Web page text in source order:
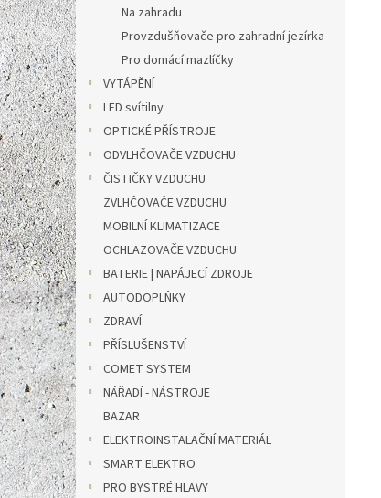
Na zahradu
Provzdušňovače pro zahradní jezírka
Pro domácí mazlíčky
VYTÁPĚNÍ
LED svítilny
OPTICKÉ PŘÍSTROJE
ODVLHČOVAČE VZDUCHU
ČISTIČKY VZDUCHU
ZVLHČOVAČE VZDUCHU
MOBILNÍ KLIMATIZACE
OCHLAZOVAČE VZDUCHU
BATERIE | NAPÁJECÍ ZDROJE
AUTODOPLŇKY
ZDRAVÍ
PŘÍSLUŠENSTVÍ
COMET SYSTEM
NÁŘADÍ - NÁSTROJE
BAZAR
ELEKTROINSTALAČNÍ MATERIÁL
SMART ELEKTRO
PRO BYSTRÉ HLAVY